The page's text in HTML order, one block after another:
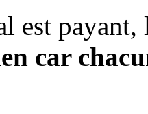
est payant,
car